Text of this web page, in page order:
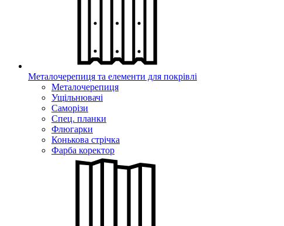
Металочерепиця та елементи для покрівлі
Металочерепиця
Ущільнювачі
Саморізи
Спец. планки
Флюгарки
Конькова стрічка
Фарба коректор